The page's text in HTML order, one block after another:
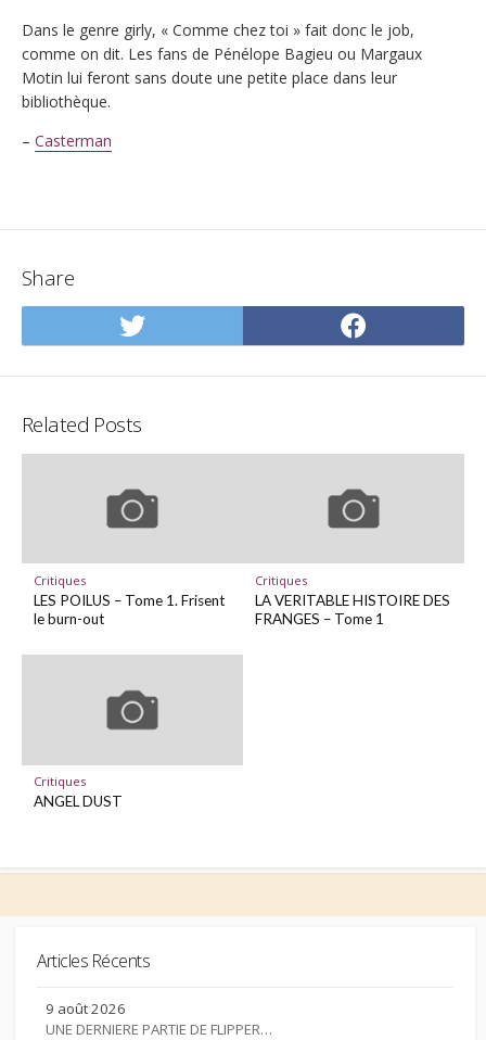
Dans le genre girly, « Comme chez toi » fait donc le job,
comme on dit. Les fans de Pénélope Bagieu ou Margaux
Motin lui feront sans doute une petite place dans leur
bibliothèque.
– Casterman
Share
Share
on
on
Related Posts
Critiques
LES POILUS – Tome 1. Frisent
le burn-out
Critiques
LA VERITABLE HISTOIRE DES
FRANGES – Tome 1
Critiques
ANGEL DUST
Articles Récents
9 août 2026
UNE DERNIERE PARTIE DE FLIPPER…